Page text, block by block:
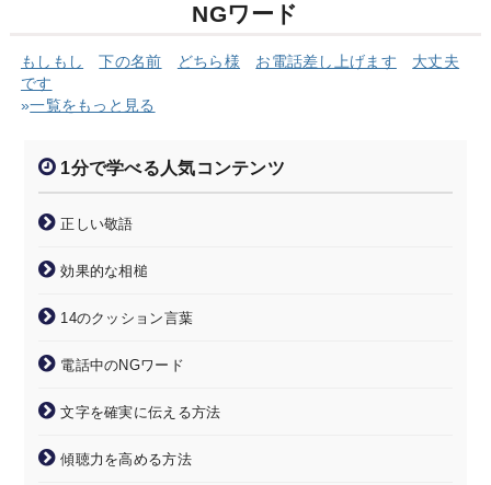
NGワード
もしもし 下の名前 どちら様 お電話差し上げます
大丈夫
です
»一覧をもっと見る
1分で学べる人気コンテンツ
正しい敬語
効果的な相槌
14のクッション言葉
電話中のNGワード
文字を確実に伝える方法
傾聴力を高める方法